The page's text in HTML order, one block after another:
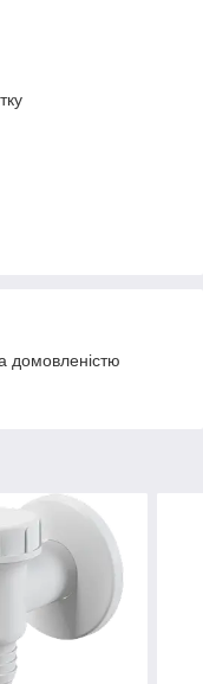
домовленістю